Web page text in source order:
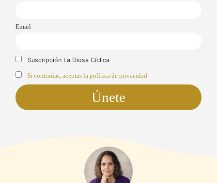
Email
Suscripción La Diosa Cíclica
Si continúas, aceptas la política de privacidad